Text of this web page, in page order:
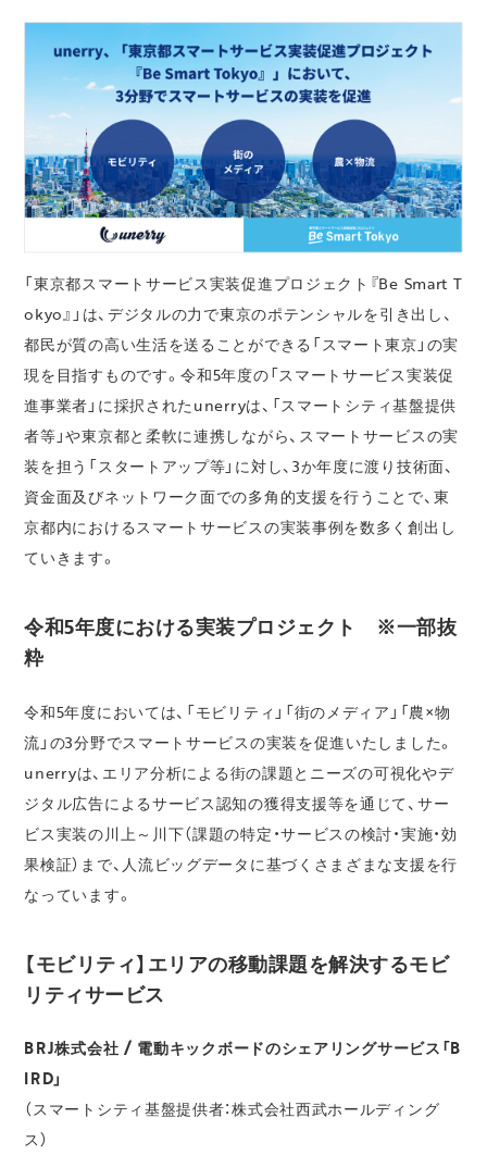
「東京都スマートサービス実装促進プロジェクト『Be Smart T
okyo』」は、デジタルの力で東京のポテンシャルを引き出し、
都民が質の高い生活を送ることができる「スマート東京」の実
現を目指すものです。令和5年度の「スマートサービス実装促
進事業者」に採択されたunerryは、「スマートシティ基盤提供
者等」や東京都と柔軟に連携しながら、スマートサービスの実
装を担う「スタートアップ等」に対し、3か年度に渡り技術面、
資金面及びネットワーク面での多角的支援を行うことで、東
京都内におけるスマートサービスの実装事例を数多く創出し
ていきます。
令和5年度における実装プロジェクト ※一部抜
粋
令和5年度においては、「モビリティ」「街のメディア」「農×物
流」の3分野でスマートサービスの実装を促進いたしました。
unerryは、エリア分析による街の課題とニーズの可視化やデ
ジタル広告によるサービス認知の獲得支援等を通じて、サー
ビス実装の川上～川下（課題の特定・サービスの検討・実施・効
果検証）まで、人流ビッグデータに基づくさまざまな支援を行
なっています。
【モビリティ】エリアの移動課題を解決するモビ
リティサービス
BRJ株式会社 / 電動キックボードのシェアリングサービス「B
IRD」
（スマートシティ基盤提供者：株式会社西武ホールディング
ス）